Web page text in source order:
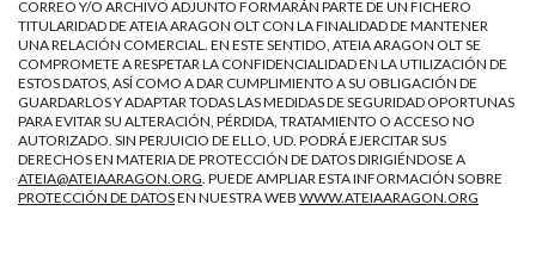
CORREO Y/O ARCHIVO ADJUNTO FORMARÁN PARTE DE UN FICHERO
TITULARIDAD DE ATEIA ARAGON OLT CON LA FINALIDAD DE MANTENER
UNA RELACIÓN COMERCIAL. EN ESTE SENTIDO, ATEIA ARAGON OLT SE
COMPROMETE A RESPETAR LA CONFIDENCIALIDAD EN LA UTILIZACIÓN DE
ESTOS DATOS, ASÍ COMO A DAR CUMPLIMIENTO A SU OBLIGACIÓN DE
GUARDARLOS Y ADAPTAR TODAS LAS MEDIDAS DE SEGURIDAD OPORTUNAS
PARA EVITAR SU ALTERACIÓN, PÉRDIDA, TRATAMIENTO O ACCESO NO
AUTORIZADO. SIN PERJUICIO DE ELLO, UD. PODRÁ EJERCITAR SUS
DERECHOS EN MATERIA DE PROTECCIÓN DE DATOS DIRIGIÉNDOSE A
ATEIA@ATEIAARAGON.ORG. PUEDE AMPLIAR ESTA INFORMACIÓN SOBRE
PROTECCIÓN DE DATOSEN NUESTRA WEB WWW.ATEIAARAGON.ORG